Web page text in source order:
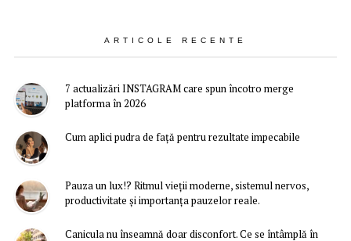
ARTICOLE RECENTE
7 actualizări INSTAGRAM care spun încotro merge
platforma în 2026
Cum aplici pudra de față pentru rezultate impecabile
Pauza un lux!? Ritmul vieții moderne, sistemul nervos,
productivitate și importanța pauzelor reale.
Canicula nu înseamnă doar disconfort. Ce se întâmplă în